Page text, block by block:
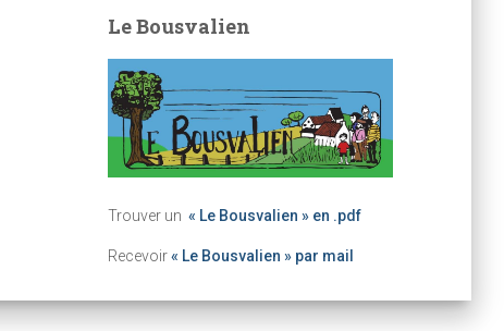
Le Bousvalien
Trouver un « Le Bousvalien » en .pdf
Recevoir« Le Bousvalien » par mail